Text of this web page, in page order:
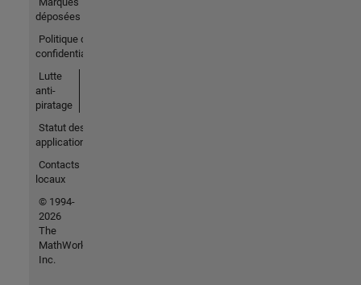
déposées
Politique de
confidentialité
Lutte
anti-
piratage
Statut des
applications
Contacts
locaux
© 1994-
2026
The
MathWorks,
Inc.